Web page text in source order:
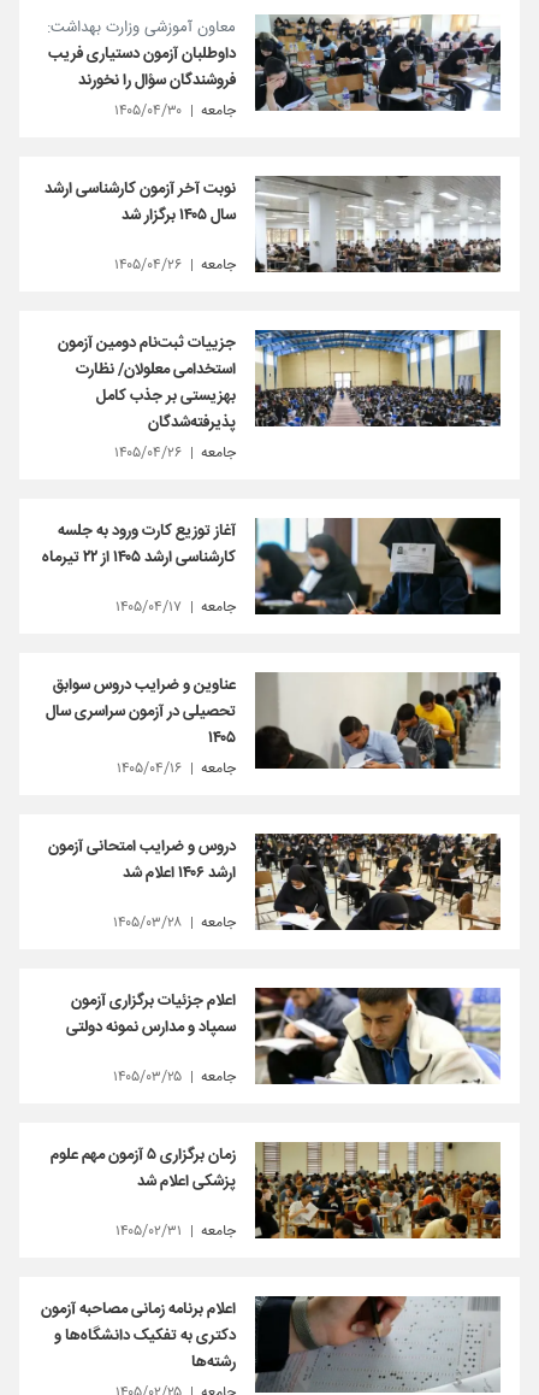
معاون آموزشی وزارت بهداشت:
داوطلبان آزمون دستیاری فریب
فروشندگان سؤال را نخورند
جامعه ۱۴۰۵/۰۴/۳۰
نوبت آخر آزمون‌ کارشناسی ارشد
سال ۱۴۰۵ برگزار شد
جامعه ۱۴۰۵/۰۴/۲۶
جزییات ثبت‌نام دومین آزمون
استخدامی معلولان/ نظارت
بهزیستی بر جذب کامل
پذیرفته‌شدگان
جامعه ۱۴۰۵/۰۴/۲۶
آغاز توزیع کارت ورود به جلسه
کارشناسی ارشد ۱۴۰۵ از ۲۲ تیرماه
جامعه ۱۴۰۵/۰۴/۱۷
عناوین و ضرایب دروس سوابق
تحصیلی در آزمون سراسری سال
۱۴۰۵
جامعه ۱۴۰۵/۰۴/۱۶
دروس و ضرایب امتحانی آزمون
ارشد ۱۴۰۶ اعلام شد
جامعه ۱۴۰۵/۰۳/۲۸
اعلام جزئیات برگزاری آزمون
سمپاد و مدارس نمونه دولتی
جامعه ۱۴۰۵/۰۳/۲۵
زمان برگزاری ۵ آزمون مهم علوم
پزشکی اعلام شد
جامعه ۱۴۰۵/۰۲/۳۱
اعلام برنامه زمانی مصاحبه آزمون
دکتری به تفکیک دانشگاه‌ها و
رشته‌ها